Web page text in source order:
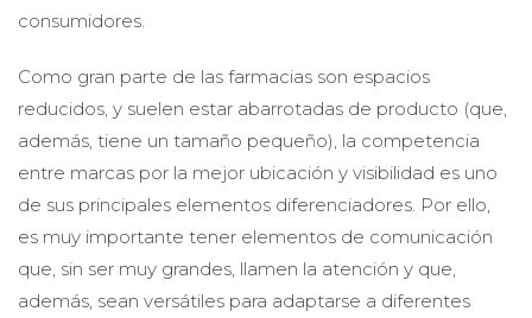
consumidores.
Como gran parte de las farmacias son espacios
reducidos, y suelen estar abarrotadas de producto (que,
además, tiene un tamaño pequeño), la competencia
entre marcas por la mejor ubicación y visibilidad es uno
de sus principales elementos diferenciadores. Por ello,
es muy importante tener elementos de comunicación
que, sin ser muy grandes, llamen la atención y que,
además, sean versátiles para adaptarse a diferentes